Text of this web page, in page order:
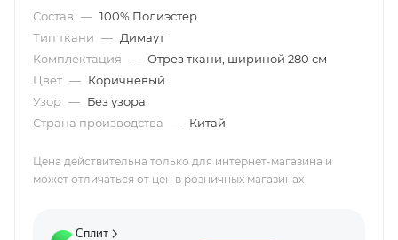
Состав — 100% Полиэстер
Тип ткани — Димаут
Комплектация — Отрез ткани, шириной 280 см
Цвет — Коричневый
Узор — Без узора
Страна производства — Китай
Цена действительна только для интернет-магазина и
может отличаться от цен в розничных магазинах